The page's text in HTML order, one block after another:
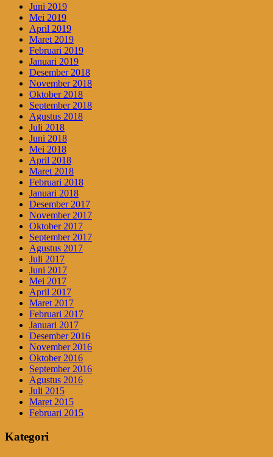
Juni 2019
Mei 2019
April 2019
Maret 2019
Februari 2019
Januari 2019
Desember 2018
November 2018
Oktober 2018
September 2018
Agustus 2018
Juli 2018
Juni 2018
Mei 2018
April 2018
Maret 2018
Februari 2018
Januari 2018
Desember 2017
November 2017
Oktober 2017
September 2017
Agustus 2017
Juli 2017
Juni 2017
Mei 2017
April 2017
Maret 2017
Februari 2017
Januari 2017
Desember 2016
November 2016
Oktober 2016
September 2016
Agustus 2016
Juli 2015
Maret 2015
Februari 2015
Kategori